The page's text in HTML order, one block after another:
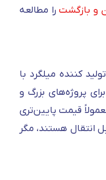
و بازگشترا مطالعه
کننده میلگرد با
پروژه‌های بزرگ و
قیمت پایین‌تری
انتقال هستند، مگر